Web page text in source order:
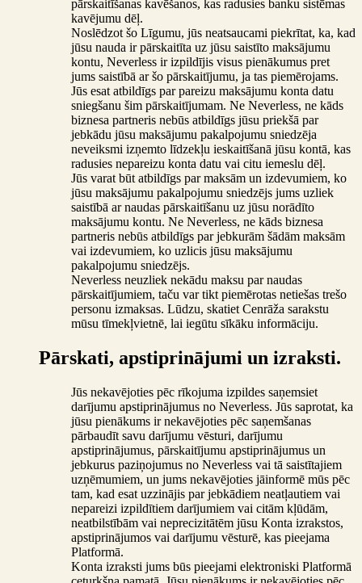
pārskaitīšanas kavēšanos, kas radusies banku sistēmas
kavējumu dēļ.
Noslēdzot šo Līgumu, jūs neatsaucami piekrītat, ka, kad
jūsu nauda ir pārskaitīta uz jūsu saistīto maksājumu
kontu, Neverless ir izpildījis visus pienākumus pret
jums saistībā ar šo pārskaitījumu, ja tas piemērojams.
Jūs esat atbildīgs par pareizu maksājumu konta datu
sniegšanu šim pārskaitījumam. Ne Neverless, ne kāds
biznesa partneris nebūs atbildīgs jūsu priekšā par
jebkādu jūsu maksājumu pakalpojumu sniedzēja
neveiksmi izņemto līdzekļu ieskaitīšanā jūsu kontā, kas
radusies nepareizu konta datu vai citu iemeslu dēļ.
Jūs varat būt atbildīgs par maksām un izdevumiem, ko
jūsu maksājumu pakalpojumu sniedzējs jums uzliek
saistībā ar naudas pārskaitīšanu uz jūsu norādīto
maksājumu kontu. Ne Neverless, ne kāds biznesa
partneris nebūs atbildīgs par jebkurām šādām maksām
vai izdevumiem, ko uzlicis jūsu maksājumu
pakalpojumu sniedzējs.
Neverless neuzliek nekādu maksu par naudas
pārskaitījumiem, taču var tikt piemērotas netiešas trešo
personu izmaksas. Lūdzu, skatiet Cenrāža sarakstu
mūsu tīmekļvietnē, lai iegūtu sīkāku informāciju.
Pārskati, apstiprinājumi un izraksti.
Jūs nekavējoties pēc rīkojuma izpildes saņemsiet
darījumu apstiprinājumus no Neverless. Jūs saprotat, ka
jūsu pienākums ir nekavējoties pēc saņemšanas
pārbaudīt savu darījumu vēsturi, darījumu
apstiprinājumus, pārskaitījumu apstiprinājumus un
jebkurus paziņojumus no Neverless vai tā saistītajiem
uzņēmumiem, un jums nekavējoties jāinformē mūs pēc
tam, kad esat uzzinājis par jebkādiem neatļautiem vai
nepareizi izpildītiem darījumiem vai citām kļūdām,
neatbilstībām vai neprecizitātēm jūsu Konta izrakstos,
apstiprinājumos vai darījumu vēsturē, kas pieejama
Platformā.
Konta izraksti jums būs pieejami elektroniski Platformā